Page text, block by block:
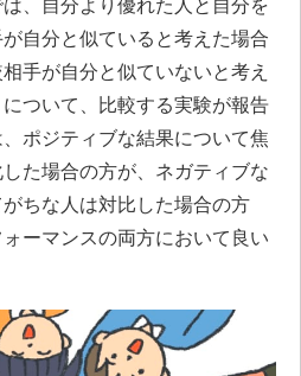
は、自分より優れた人と自分を
自分と似ていると考えた場合
手が自分と似ていないと考え
ついて、比較する実験が報告
ポジティブな結果について焦
た場合の方が、ネガティブな
ちな人は対比した場合の方
ーマンスの両方において良い